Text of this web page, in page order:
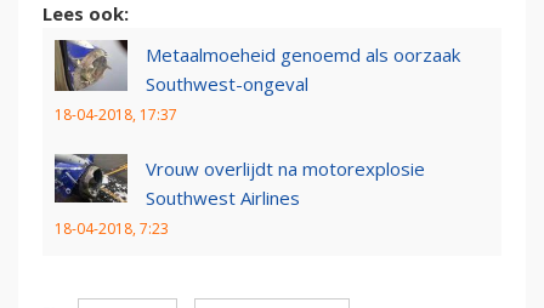
Lees ook:
Metaalmoeheid genoemd als oorzaak
Southwest-ongeval
18-04-2018, 17:37
Vrouw overlijdt na motorexplosie
Southwest Airlines
18-04-2018, 7:23